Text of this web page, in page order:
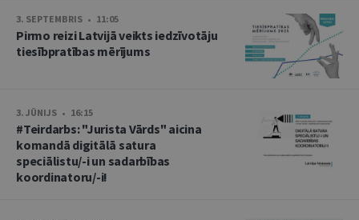
3. SEPTEMBRIS • 11:05
Pirmo reizi Latvijā veikts iedzīvotāju
tiesībpratības mērījums
3. JŪNIJS • 16:15
#Teirdarbs: "Jurista Vārds" aicina
komandā digitālā satura
speciālistu/-i un sadarbības
koordinatoru/-i!